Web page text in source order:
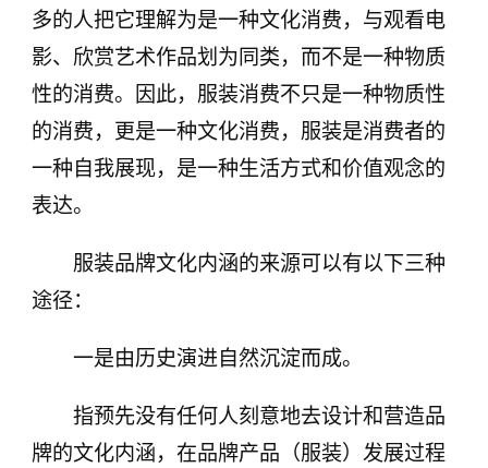
多的人把它理解为是一种文化消费，与观看电
影、欣赏艺术作品划为同类，而不是一种物质
性的消费。因此，服装消费不只是一种物质性
的消费，更是一种文化消费，服装是消费者的
一种自我展现，是一种生活方式和价值观念的
表达。
服装品牌文化内涵的来源可以有以下三种
途径：
一是由历史演进自然沉淀而成。
指预先没有任何人刻意地去设计和营造品
牌的文化内涵，在品牌产品（服装）发展过程